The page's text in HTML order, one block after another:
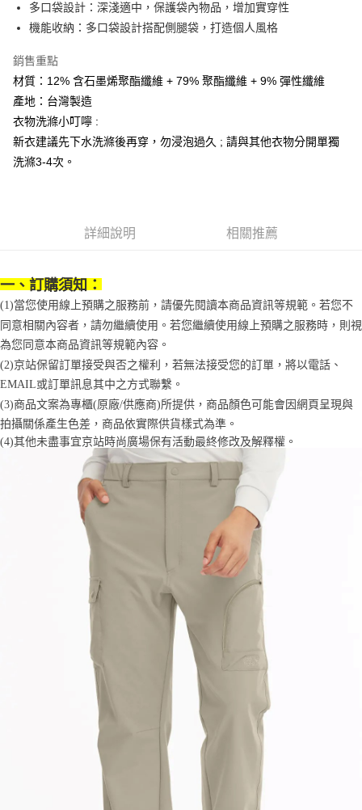
相關說明
【大哥付你分期使用說明】
2.付款方式選擇「大哥付你分期」，訂單成立後會自動跳轉到大哥付的交易
成交易。
3.實際核准額度、可分期數及費用金額請依後續交易確認頁面所載為準。
4.訂單成立30分鐘內，如未前往確認交易或遇審核未通過，訂單將自動取
消。如遇「轉專審核」未通過狀況，表示未達大哥付你分期系統評分，恕無
法說明評估內容。
【繳款方式說明】
用戶於交易時，得透過本服務購買商品或服務，並由商店將買賣／分期付款
買賣價金債權讓與本公司後，依約使用本公司帳單繳交帳款。
2.基於同意付款使用「大哥付你分期」之契約關係目的，商店將以您的個人
資料（包含姓名、電話或地址）提供予台灣大哥大進項蒐集、處理及利用，
由本公司與您本人進行分期帳單所需資料之確認、核對及更正。
3.完整用戶服務條款，請詳閱以下連結：
相關說明
【關於「AFTEE先享後付」】
便利好安心！
１．簡單：不需註冊會員、不需綁卡、不需儲值。
２．便利：只要手機號碼，簡訊認證，即可結帳。
３．安心：先確認商品／服務後，再付款。
３．收到繳費通知簡訊後14天內，點擊此簡訊中的連結，可透過四大超商／
購買商品的店家。未經商家同意取消之訂單仍視為有效，需透過AFTEE先享
※ 交易是否成功請以「AFTEE先享後付 」之結帳頁面顯示為準，若有關於
是否繳費成功／繳費後需取消欲退款等相關疑問，請聯繫「AFTEE先享後付
客戶支援中心」https://netprotections.freshdesk.com/support/home
【注意事項】
１．透過由恩沛科技股份有限公司提供之「AFTEE先享後付」服務完成之交
易，需依本服務之必要範圍內提供個人資料，並將交易相關給付款項請求債
權轉讓予恩沛科技股份有限公司。
２．關於個人資料處理事宜，請瀏覽以下網址：
https://aftee.tw/terms/#terms3
３．未成年的使用者請事先徵得法定代理人或監護人之同意方可使用
「AFTEE先享後付」，若未經同意申辦者引起之損失，本公司不負相關責
４．使用「AFTEE先享後付」時，將依據個別帳號之用戶狀況，依本公司即
時審查核予不同之上限額度；若仍有額度不足之情形，本公司將視審查結果
請求用戶進行身份認證。
５．嚴禁一人註冊多個帳號或使用他人資訊註冊。若發現惡意使用之情形，
恩沛科技股份有限公司將有權停止該用戶之使用額度並採取法律行動。
ATM付款
運送方式
付款後全家取貨
每筆NT$70，滿NT$1,000(含以上)免運費
每筆NT$100，滿NT$1,200(含以上)免運費
京站台北店客服中心(1F星巴克旁) 即日起不提供京站紙袋，取件時
請自備購物袋，若需購買紙袋可現場詢問
免運費
多口袋設計：深淺適中，保護袋內物品，增加實穿性
機能收納：多口袋設計搭配側腿袋，打造個人風格
銷售重點
材質：12% 含石墨烯聚酯纖維 + 79% 聚酯纖維 + 9% 彈性纖維
產地：台灣製造
衣物洗滌小叮嚀 :
新衣建議先下水洗滌後再穿，勿浸泡過久 ; 請與其他衣物分開單獨
洗滌3-4次。
詳細說明 相關推薦
一、訂購須知：
(1)當您使用線上預購之服務前，請優先閱讀本商品資訊等規範。若您不
同意相關內容者，請勿繼續使用。若您繼續使用線上預購之服務時，則視
為您同意本商品資訊等規範內容。
(2)京站保留訂單接受與否之權利，若無法接受您的訂單，將以電話、
EMAIL或訂單訊息其中之方式聯繫。
(3)商品文案為專櫃(原廠/供應商)所提供，商品顏色可能會因網頁呈現與
拍攝關係產生色差，商品依實際供貨樣式為準。
(4)其他未盡事宜京站時尚廣場保有活動最終修改及解釋權。